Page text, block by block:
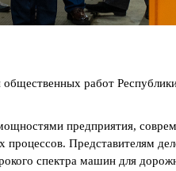
работ
предприятия,
процессов. Представителям
спектра машин для